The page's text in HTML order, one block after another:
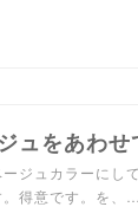
ュをあわせ
ジュカラーに
得意です。を、…